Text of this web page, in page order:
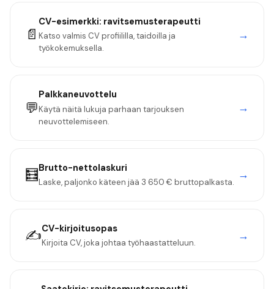
📄
CV-esimerkki: ravitsemusterapeutti
Katso valmis CV profiililla, taidoilla ja
työkokemuksella.
→
💬
Palkkaneuvottelu
Käytä näitä lukuja parhaan tarjouksen
neuvottelemiseen.
→
🧮Brutto-nettolaskuri
Laske, paljonko käteen jää 3 650 € bruttopalkasta.
→
✍️CV-kirjoitusopas
Kirjoita CV, joka johtaa työhaastatteluun.
→